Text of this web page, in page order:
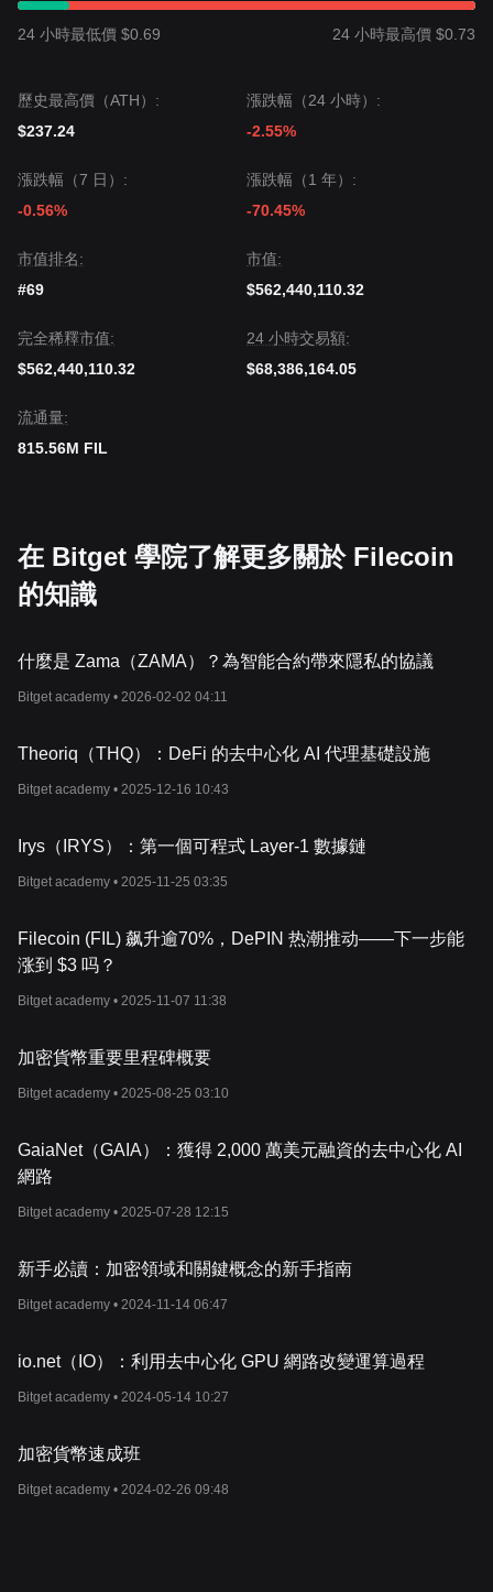
24 小時最低價 $0.69 24 小時最高價 $0.73
歷史最高價（ATH）:
$237.24
漲跌幅（24 小時）:
-2.55%
漲跌幅（7 日）:
-0.56%
漲跌幅（1 年）:
-70.45%
市值排名:
#69
市值:
$562,440,110.32
完全稀釋市值:
$562,440,110.32
24 小時交易額:
$68,386,164.05
流通量:
815.56M FIL
在 Bitget 學院了解更多關於 Filecoin
的知識
什麼是 Zama（ZAMA）？為智能合約帶來隱私的協議
Bitget academy • 2026-02-02 04:11
Theoriq（THQ）：DeFi 的去中心化 AI 代理基礎設施
Bitget academy • 2025-12-16 10:43
Irys（IRYS）：第一個可程式 Layer-1 數據鏈
Bitget academy • 2025-11-25 03:35
Filecoin (FIL) 飙升逾70%，DePIN 热潮推动——下一步能
涨到 $3 吗？
Bitget academy • 2025-11-07 11:38
加密貨幣重要里程碑概要
Bitget academy • 2025-08-25 03:10
GaiaNet（GAIA）：獲得 2,000 萬美元融資的去中心化 AI
網路
Bitget academy • 2025-07-28 12:15
新手必讀：加密領域和關鍵概念的新手指南
Bitget academy • 2024-11-14 06:47
io.net（IO）：利用去中心化 GPU 網路改變運算過程
Bitget academy • 2024-05-14 10:27
加密貨幣速成班
Bitget academy • 2024-02-26 09:48